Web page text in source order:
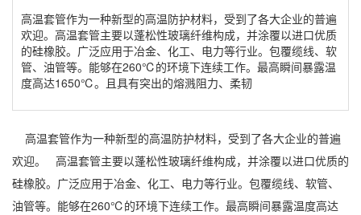
高温套管作为一种新型的高温防护材料，受到了各大企业的普遍
欢迎。高温套管主要以蓬松性玻璃纤维构成，并涂覆以进口优质
的硅橡胶。广泛应用于冶金、化工、电力等行业。包覆缆线、软
管、油管等。能够在260℃的环境下连续工作。最高瞬间暴露温
度高达1650℃。且具有突出的熔溅阻力、柔韧
高温套管作为一种新型的高温防护材料，受到了各大企业的普遍
欢迎。 高温套管主要以蓬松性玻璃纤维构成，并涂覆以进口优质的
硅橡胶。广泛应用于冶金、化工、电力等行业。包覆缆线、软管、
油管等。能够在260℃的环境下连续工作。最高瞬间暴露温度高达